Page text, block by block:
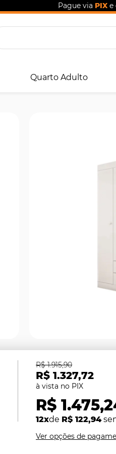
Pague via PIXe
Quarto Adulto
R$ 1.327,72
R$ 1.915,90
R$
12xde R$ 122,94
Ver opções de